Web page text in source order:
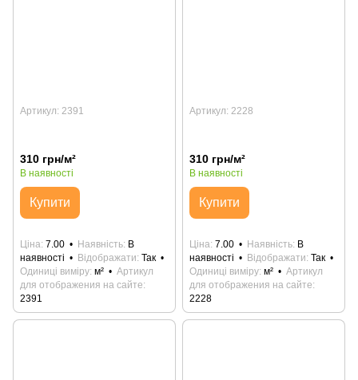
Артикул: 2391
310 грн/м²
В наявності
Купити
Ціна 7.00 Наявність В
наявності
Відображати Так
Одиниці виміру м²
Артикул
для отображения на сайте
2391
Артикул: 2228
310 грн/м²
В наявності
Купити
Ціна 7.00 Наявність В
наявності
Відображати Так
Одиниці виміру м²
Артикул
для отображения на сайте
2228